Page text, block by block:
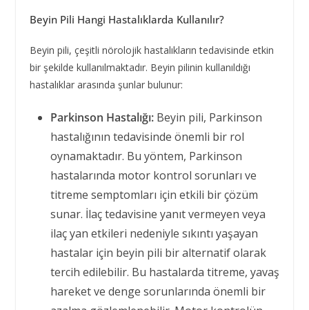
Beyin Pili Hangi Hastalıklarda Kullanılır?
Beyin pili, çeşitli nörolojik hastalıkların tedavisinde etkin
bir şekilde kullanılmaktadır. Beyin pilinin kullanıldığı
hastalıklar arasında şunlar bulunur:
Parkinson Hastalığı:Beyin pili, Parkinson
hastalığının tedavisinde önemli bir rol
oynamaktadır. Bu yöntem, Parkinson
hastalarında motor kontrol sorunları ve
titreme semptomları için etkili bir çözüm
sunar. İlaç tedavisine yanıt vermeyen veya
ilaç yan etkileri nedeniyle sıkıntı yaşayan
hastalar için beyin pili bir alternatif olarak
tercih edilebilir. Bu hastalarda titreme, yavaş
hareket ve denge sorunlarında önemli bir